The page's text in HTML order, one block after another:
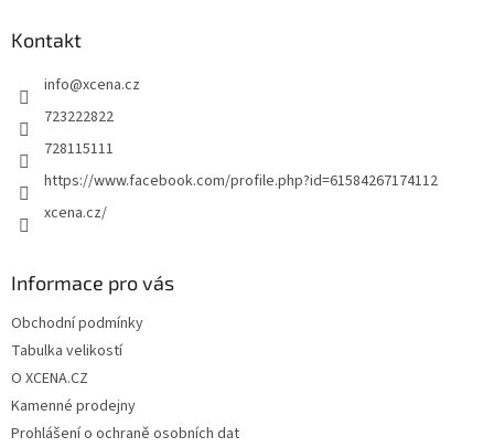
Kontakt
info@xcena.cz
723222822
728115111
https://www.facebook.com/profile.php?id=61584267174112
xcena.cz/
Informace pro vás
Obchodní podmínky
Tabulka velikostí
O XCENA.CZ
Kamenné prodejny
Prohlášení o ochraně osobních dat